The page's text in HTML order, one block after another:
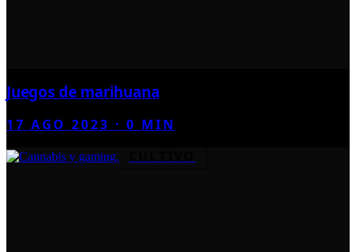
Juegos de marihuana
17 AGO 2023 ·0 MIN